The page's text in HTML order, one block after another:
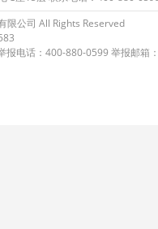
限公司 All Rights Reserved
电话：400-880-0599 举报邮箱